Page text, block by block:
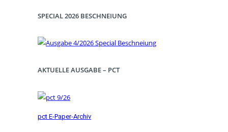
SPECIAL 2026 BESCHNEIUNG
AKTUELLE AUSGABE – PCT
pct E-Paper-Archiv